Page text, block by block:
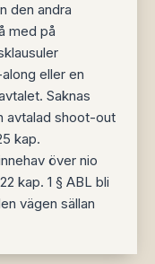
den andra
med på
eller en
Saknas
avtalad shoot-out
kap.
över nio
kap. 1 § ABL bli
vägen sällan